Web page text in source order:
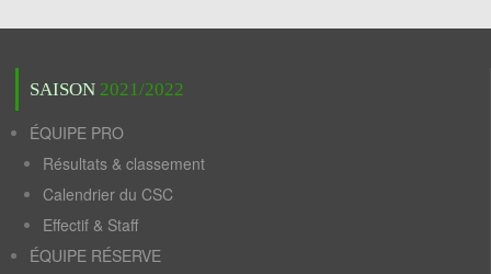
SAISON 2021/2022
ÉQUIPE PRO
Résultats & classement
Calendrier du CSC
Effectif & Staff
ÉQUIPE RÉSERVE